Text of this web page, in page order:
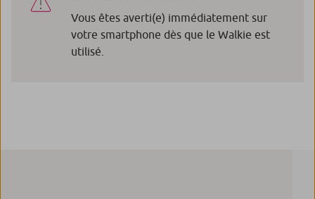
Vous êtes averti(e) immédiatement sur
votre smartphone dès que le Walkie est
utilisé.